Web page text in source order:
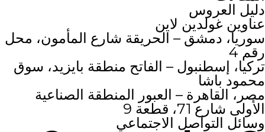
دليل العروس
عناوين غولدين لاين
سوريا، دمشق – الحريقة شارع المأمون، محل
رقم 4
تركيا، إسطنبول – الفاتح منطقة بايزيد، سوق
محمود باشا
مصر، القاهرة – العبور المنطقة الصناعية
الأولى شارع 71، قطعة 9
وسائل التواصل الاجتماعي